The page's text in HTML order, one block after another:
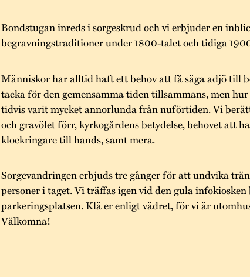
Bondstugan inreds i sorgeskrud och vi erbjuder en
begravningstraditioner under 1800-talet och tidiga
Människor har alltid haft ett behov att få säga adjö till
tacka för den gemensamma tiden tillsammans, men
tidvis varit mycket annorlunda från nuförtiden. Vi
och gravölet förr, kyrkogårdens betydelse, behovet att
klockringare till hands, samt mera.
Sorgevandringen erbjuds tre gånger för att undvika
personer i taget. Vi träffas igen vid den gula
parkeringsplatsen. Klä er enligt vädret, för vi är
Välkomna!